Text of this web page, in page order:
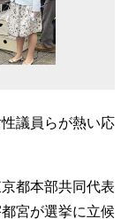
議員らが熱い応
都本部共同代表
宮が選挙に立候